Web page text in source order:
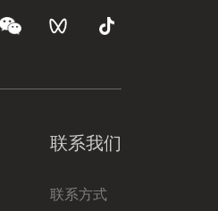
联系我们
联系方式